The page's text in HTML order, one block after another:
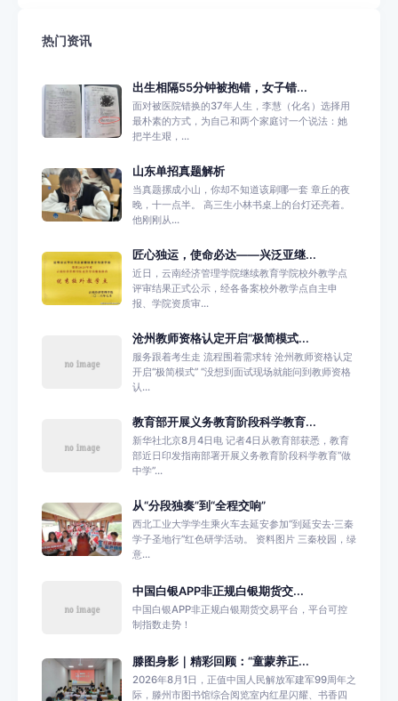
热门资讯
出生相隔55分钟被抱错，女子错...
面对被医院错换的37年人生，李慧（化名）选择用
最朴素的方式，为自己和两个家庭讨一个说法：她
把半生艰，...
山东单招真题解析
当真题摞成小山，你却不知道该刷哪一套 章丘的夜
晚，十一点半。 高三生小林书桌上的台灯还亮着。
他刚刚从...
匠心独运，使命必达——兴泛亚继...
近日，云南经济管理学院继续教育学院校外教学点
评审结果正式公示，经各备案校外教学点自主申
报、学院资质审...
沧州教师资格认定开启“极简模式...
服务跟着考生走 流程围着需求转 沧州教师资格认定
开启“极简模式” “没想到面试现场就能问到教师资格
认...
教育部开展义务教育阶段科学教育...
新华社北京8月4日电 记者4日从教育部获悉，教育
部近日印发指南部署开展义务教育阶段科学教育“做
中学”...
从“分段独奏”到“全程交响”
西北工业大学学生乘火车去延安参加“到延安去·三秦
学子圣地行”红色研学活动。 资料图片 三秦校园，绿
意...
中国白银APP非正规白银期货交...
中国白银APP非正规白银期货交易平台，平台可控
制指数走势！
滕图身影｜精彩回顾：“童蒙养正...
2026年8月1日，正值中国人民解放军建军99周年之
际，滕州市图书馆综合阅览室内红星闪耀、书香四